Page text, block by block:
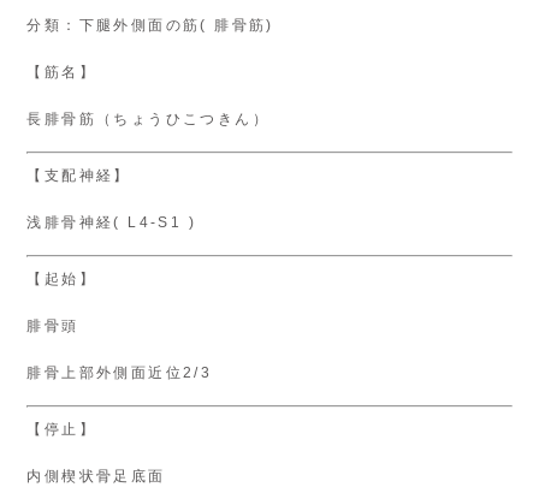
分類：下腿外側面の筋( 腓骨筋)
【筋名】
長腓骨筋（ちょうひこつきん）
【支配神経】
浅腓骨神経( L4-S1 )
【起始】
腓骨頭
腓骨上部外側面近位2/3
【停止】
内側楔状骨足底面